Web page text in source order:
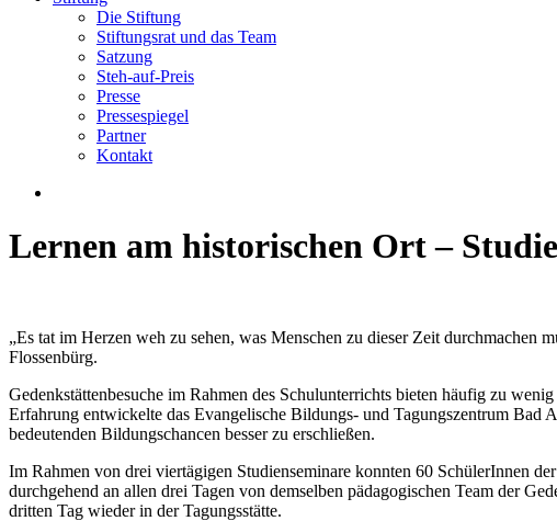
Die Stiftung
Stiftungsrat und das Team
Satzung
Steh-auf-Preis
Presse
Pressespiegel
Partner
Kontakt
Lernen am historischen Ort –
„Es tat im Herzen weh zu sehen, was Menschen zu dieser Zeit durchmachen
Flossenbürg.
Gedenkstättenbesuche im Rahmen des Schulunterrichts bieten häufig zu
Erfahrung entwickelte das Evangelische Bildungs- und Tagungszentrum Bad
bedeutenden Bildungschancen besser zu erschließen.
Im Rahmen von drei viertägigen Studienseminare konnten 60 SchülerInnen
durchgehend an allen drei Tagen von demselben pädagogischen Team der
dritten Tag wieder in der Tagungsstätte.